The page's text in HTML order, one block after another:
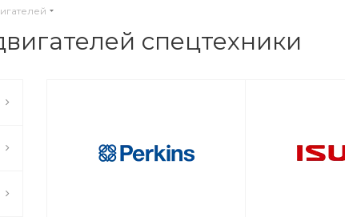
спецтехники